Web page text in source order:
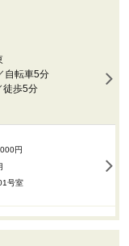
自転車5分
徒歩5分
円
号室